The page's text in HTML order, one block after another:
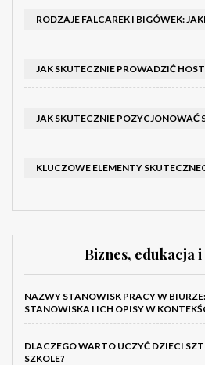
Biznes, edukacja
NAZWY STANOWISK PRACY W
STANOWISKA I ICH OPISY W
DLACZEGO WARTO UCZYĆ DZIECI
SZKOLE?